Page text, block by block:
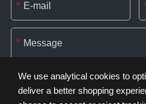
*
*
We use analytical cookies to
deliver a better shopping